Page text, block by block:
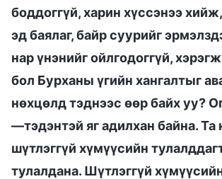
боддоггүй, харин хүссэнээ
эд баялаг, байр суурийг
нар үнэнийг ойлгодоггүй,
бол Бурханы үгийн хангалтыг
нөхцөлд тэднээс өөр байх уу?
—тэдэнтэй яг адилхан байна. Та
шүтлэггүй хүмүүсийн
тулалдана. Шүтлэггүй